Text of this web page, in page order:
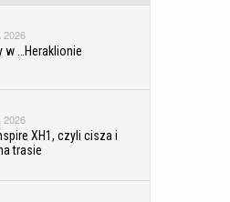
2026
w …Heraklionie
2026
XH1, czyli cisza i
trasie